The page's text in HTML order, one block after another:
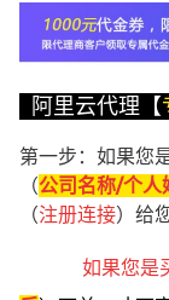
阿里云代理【
第一步：如果您
（公司名称/个人
（注册连接）给
如果您是